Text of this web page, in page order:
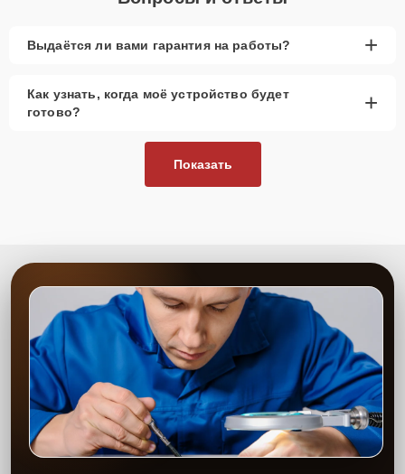
Выдаётся ли вами гарантия на работы? +
Как узнать, когда моё устройство будет
готово?
+
Показать